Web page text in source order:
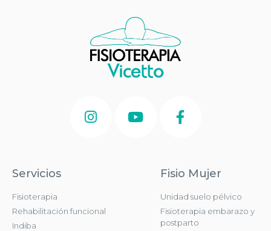
Servicios
Fisioterapia
Rehabilitación funcional
Indiba
Fisio Mujer
Unidad suelo pélvico
Fisioterapia embarazo y
postparto